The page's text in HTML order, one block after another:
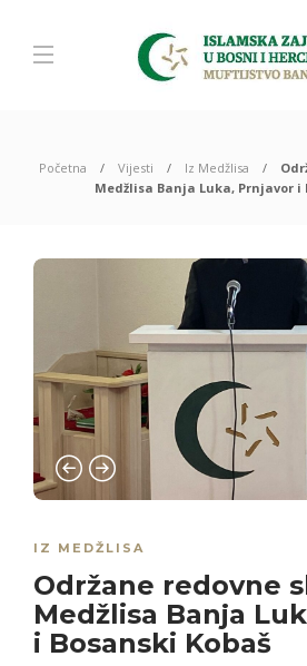
Početna Vijesti Iz Medžlisa
Medžlisa Banja Luka, Prnjavor i
IZ MEDŽLISA
Održane redovne
Medžlisa Banja
i Bosanski Kobaš